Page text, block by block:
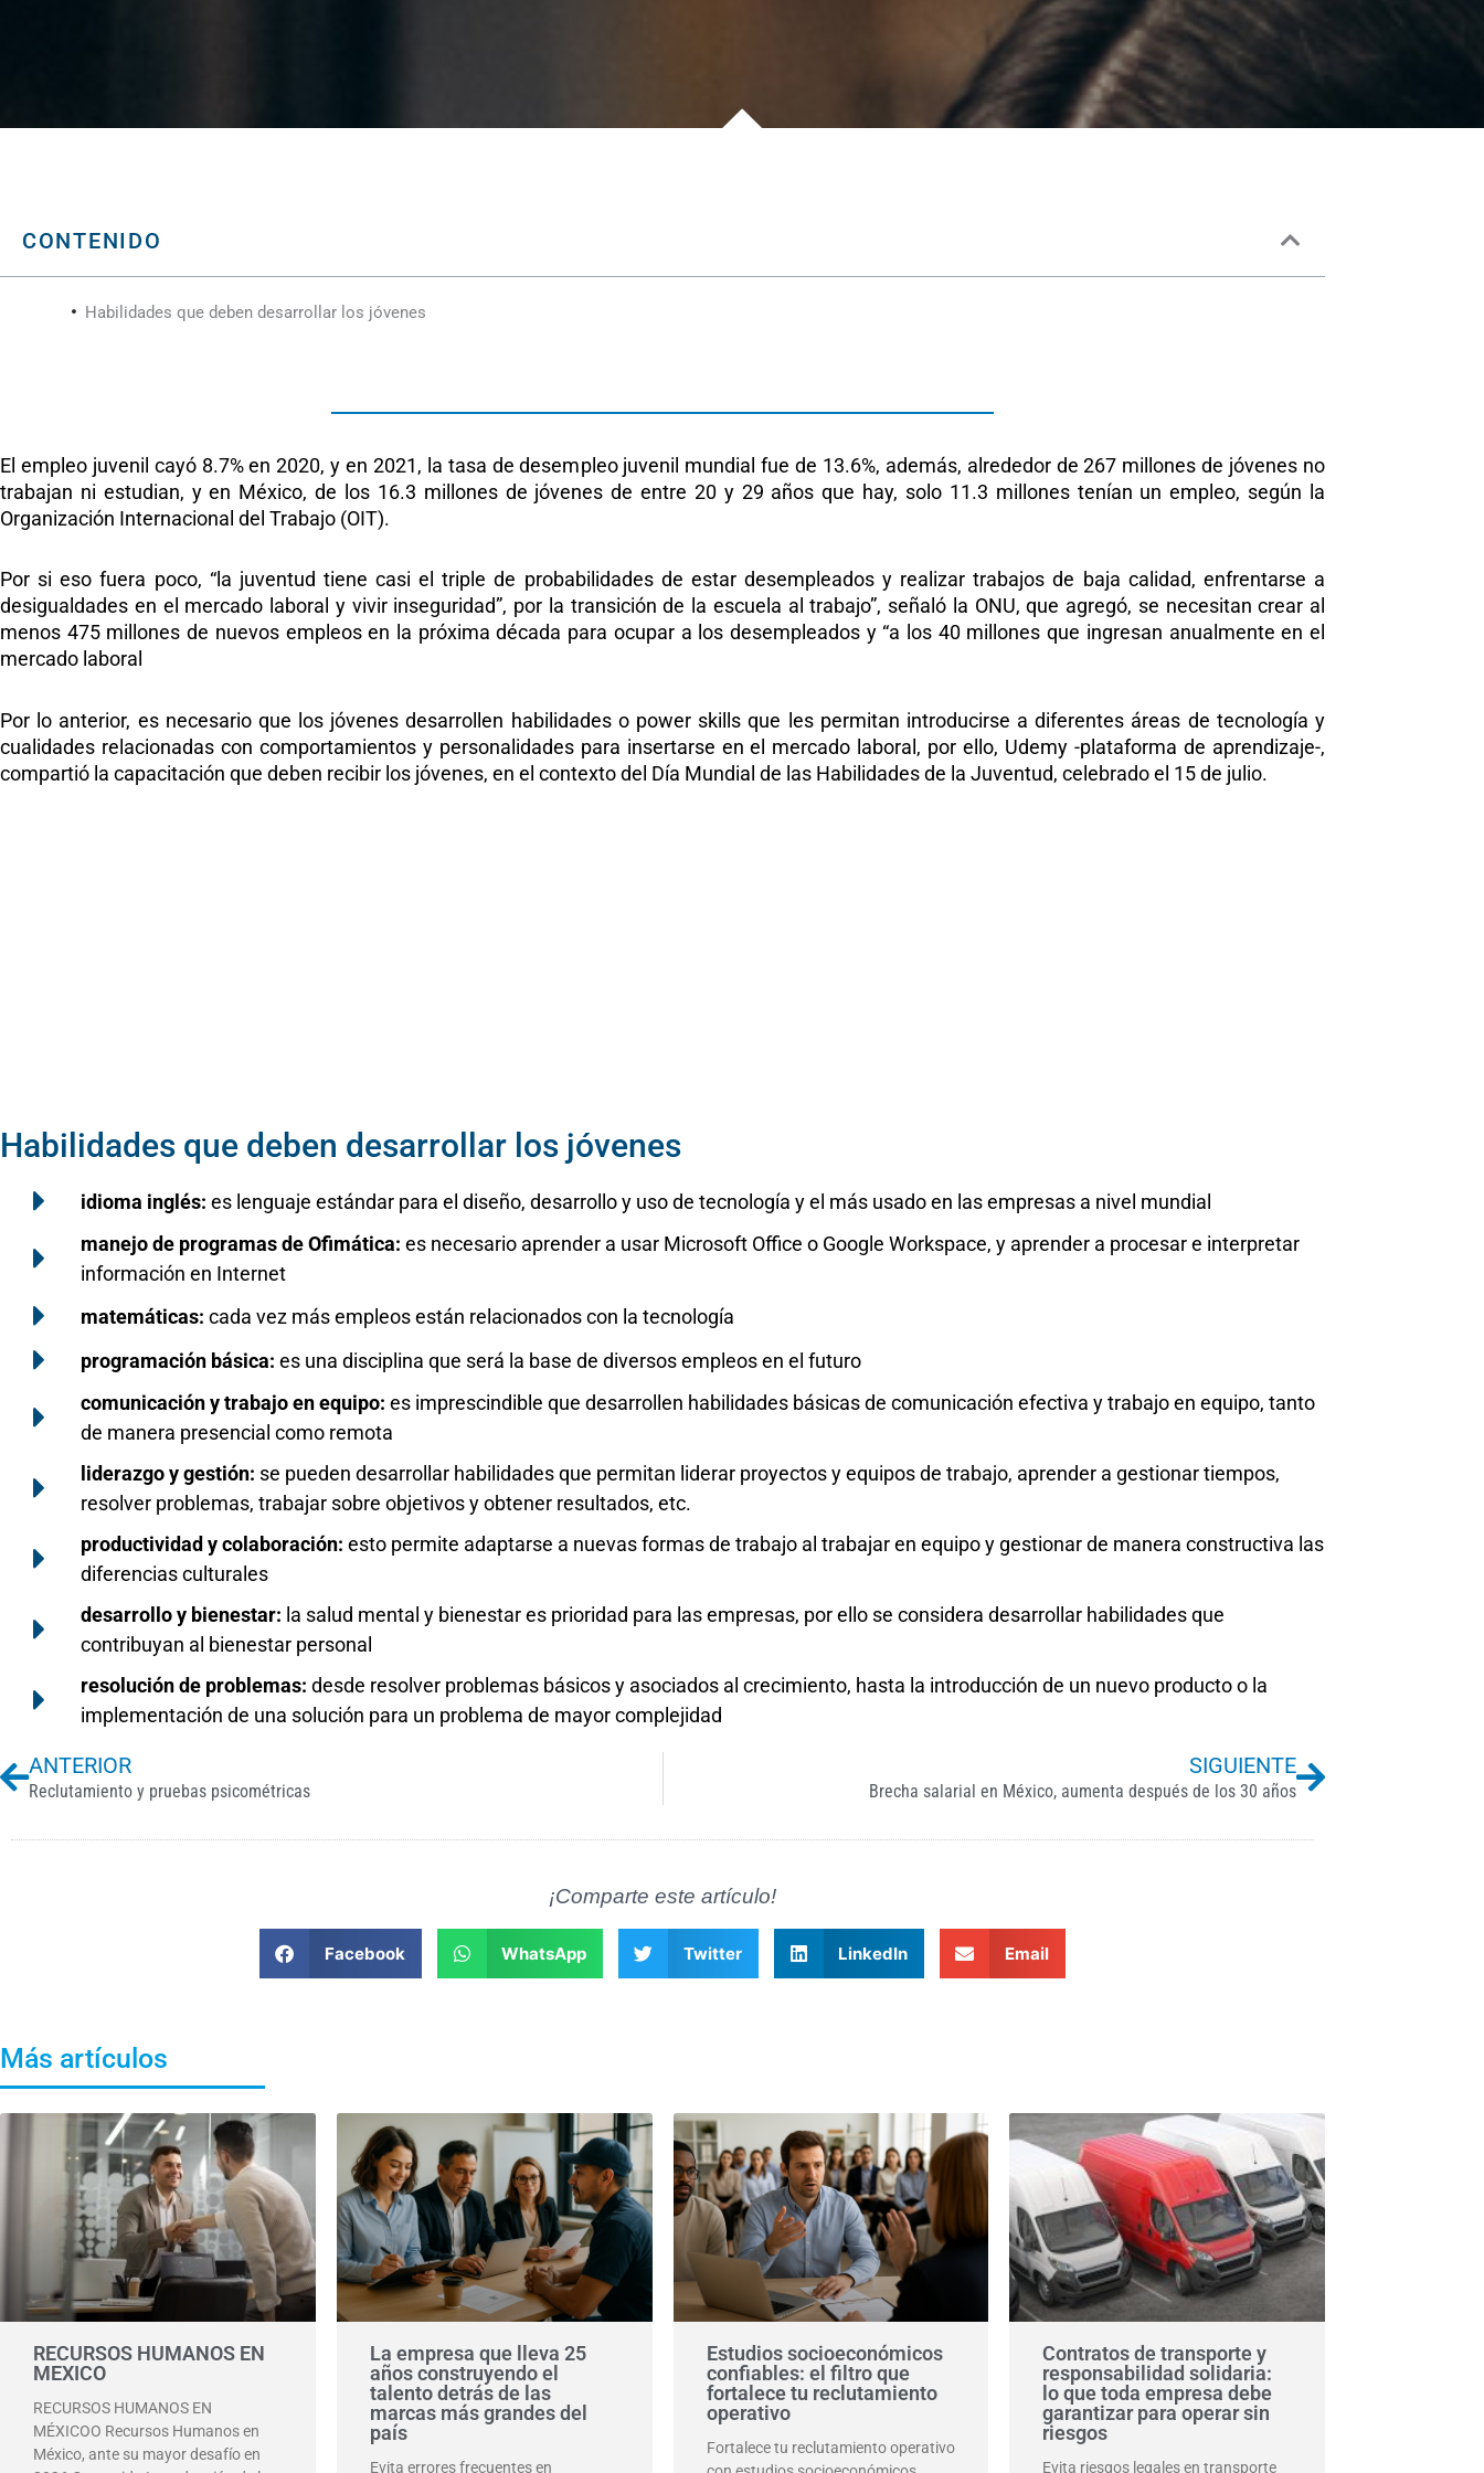
CONTENIDO
Habilidades que deben desarrollar los jóvenes
El empleo juvenil cayó 8.7% en 2020, y en 2021, la tasa de desempleo juvenil mundial fue de 13.6%, además, alrededor de 267 millones de jóvenes no
trabajan ni estudian, y en México, de los 16.3 millones de jóvenes de entre 20 y 29 años que hay, solo 11.3 millones tenían un empleo, según la
Organización Internacional del Trabajo (OIT).
Por si eso fuera poco, “la juventud tiene casi el triple de probabilidades de estar desempleados y realizar trabajos de baja calidad, enfrentarse a
desigualdades en el mercado laboral y vivir inseguridad”, por la transición de la escuela al trabajo”, señaló la ONU, que agregó, se necesitan crear al
menos 475 millones de nuevos empleos en la próxima década para ocupar a los desempleados y “a los 40 millones que ingresan anualmente en el
mercado laboral
Por lo anterior, es necesario que los jóvenes desarrollen habilidades o power skills que les permitan introducirse a diferentes áreas de tecnología y
cualidades relacionadas con comportamientos y personalidades para insertarse en el mercado laboral, por ello, Udemy -plataforma de aprendizaje-,
compartió la capacitación que deben recibir los jóvenes, en el contexto del Día Mundial de las Habilidades de la Juventud, celebrado el 15 de julio.
Habilidades que deben desarrollar los jóvenes
idioma inglés: es lenguaje estándar para el diseño, desarrollo y uso de tecnología y el más usado en las empresas a nivel mundial
manejo de programas de Ofimática: es necesario aprender a usar Microsoft Office o Google Workspace, y aprender a procesar e interpretar
información en Internet
matemáticas: cada vez más empleos están relacionados con la tecnología
programación básica: es una disciplina que será la base de diversos empleos en el futuro
comunicación y trabajo en equipo: es imprescindible que desarrollen habilidades básicas de comunicación efectiva y trabajo en equipo, tanto
de manera presencial como remota
liderazgo y gestión: se pueden desarrollar habilidades que permitan liderar proyectos y equipos de trabajo, aprender a gestionar tiempos,
resolver problemas, trabajar sobre objetivos y obtener resultados, etc.
productividad y colaboración: esto permite adaptarse a nuevas formas de trabajo al trabajar en equipo y gestionar de manera constructiva las
diferencias culturales
desarrollo y bienestar: la salud mental y bienestar es prioridad para las empresas, por ello se considera desarrollar habilidades que
contribuyan al bienestar personal
resolución de problemas: desde resolver problemas básicos y asociados al crecimiento, hasta la introducción de un nuevo producto o la
implementación de una solución para un problema de mayor complejidad
Previo
ANTERIOR
Reclutamiento y pruebas psicométricas
SIGUIENTE
Brecha salarial en México, aumenta después de los 30 años
Next
¡Comparte este artículo!
Facebook WhatsApp Twitter LinkedIn Email
Más artículos
RECURSOS HUMANOS EN
MEXICO
RECURSOS HUMANOS EN
MÉXICOO Recursos Humanos en
México, ante su mayor desafío en
La empresa que lleva 25
años construyendo el
talento detrás de las
marcas más grandes del
país
Evita errores frecuentes en
Estudios socioeconómicos
confiables: el filtro que
fortalece tu reclutamiento
operativo
Fortalece tu reclutamiento operativo
Contratos de transporte y
responsabilidad solidaria:
lo que toda empresa debe
garantizar para operar sin
riesgos
Evita riesgos legales en transporte